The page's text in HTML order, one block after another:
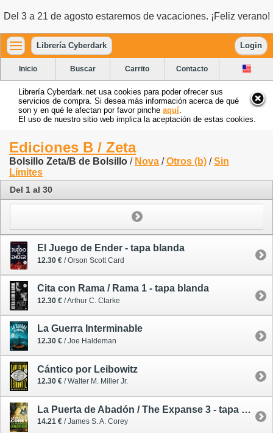
Del 3 a 21 de agosto estaremos de vacaciones. ¡Feliz verano!
Librería Cyberdark Login
Inicio Buscar Carrito Contacto
Librería Cyberdark.net usa cookies para poder ofrecer sus
servicios de compra. Si desea más información acerca de qué
son y en qué le afectan por favor pinche aquí
El uso de nuestro sitio web implica la aceptación de estas cookies.
Ediciones B / Zeta
Bolsillo Zeta/B de Bolsillo / Nova /Otros (b) /Sin
Límites
Del 1 al 30
El Juego de Ender - tapa blanda
12.30 € / Orson Scott Card
Cita con Rama / Rama 1 - tapa blanda
12.30 € / Arthur C. Clarke
La Guerra Interminable
12.30 € / Joe Haldeman
Cántico por Leibowitz
12.30 € / Walter M. Miller Jr.
La Puerta de Abadón / The Expanse 3 - tapa blanda
14.21 € / James S. A. Corey